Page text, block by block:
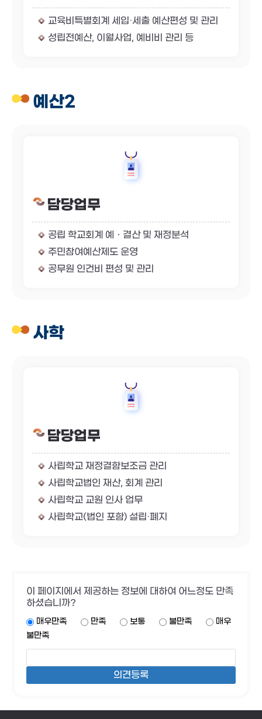
교육비특별회계 세입·세출 예산편성 및 관리
성립전예산, 이월사업, 예비비 관리 등
예산2
담당업무
공립 학교회계 예ㆍ결산 및 재정분석
주민참여예산제도 운영
공무원 인건비 편성 및 관리
사학
담당업무
사립학교 재정결함보조금 관리
사립학교법인 재산, 회계 관리
사립학교 교원 인사 업무
사립학교(법인 포함) 설립·폐지
이 페이지에서 제공하는 정보에 대하여 어느정도 만족
하셨습니까?
매우만족 만족 보통 불만족
매우
불만족